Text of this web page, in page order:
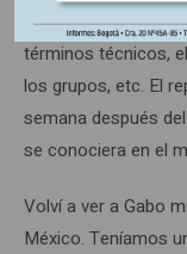
reportaje. Luego,
términos técnicos,
los grupos, etc. El
semana después
se conociera en el
Volví a ver a Gabo
México. Teníamos